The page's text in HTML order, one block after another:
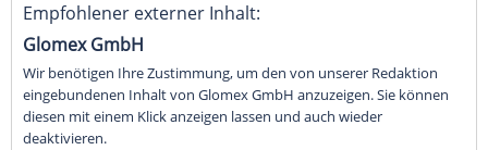
Empfohlener externer Inhalt:
Glomex GmbH
Wir benötigen Ihre Zustimmung, um den von unserer Redaktion
eingebundenen Inhalt von Glomex GmbH anzuzeigen. Sie können
diesen mit einem Klick anzeigen lassen und auch wieder
deaktivieren.